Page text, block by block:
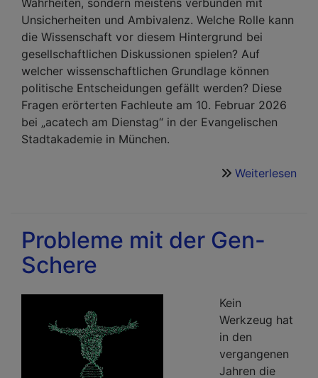
Wahrheiten, sondern meistens verbunden mit
Unsicherheiten und Ambivalenz. Welche Rolle kann
die Wissenschaft vor diesem Hintergrund bei
gesellschaftlichen Diskussionen spielen? Auf
welcher wissenschaftlichen Grundlage können
politische Entscheidungen gefällt werden? Diese
Fragen erörterten Fachleute am 10. Februar 2026
bei „acatech am Dienstag“ in der Evangelischen
Stadtakademie in München.
Weiterlesen
Probleme mit der Gen-
Schere
Kein
Werkzeug hat
in den
vergangenen
Jahren die